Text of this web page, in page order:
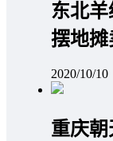
东北
摆地摊
2020/10/10
重庆